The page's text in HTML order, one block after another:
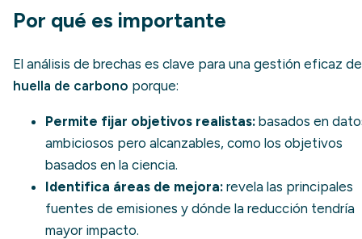
Por qué es importante
El análisis de brechas es clave para una gestión eficaz
huella de carbono porque:
Permite fijar objetivos realistas: basados en
ambiciosos pero alcanzables, como los objetivos
basados en la ciencia.
Identifica áreas de mejora: revela las principales
fuentes de emisiones y dónde la reducción tendría
mayor impacto.